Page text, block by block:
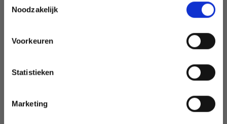
Noodzakelijk
Voorkeuren
Statistieken
Marketing
Wil je liever nieuws ontvangen over onze